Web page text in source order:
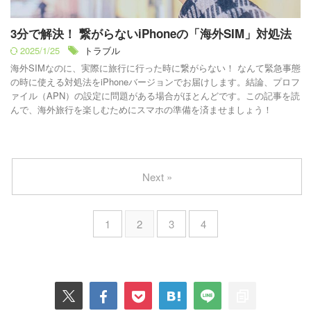
3分で解決！ 繋がらないiPhoneの「海外SIM」対処法
2025/1/25
トラブル
海外SIMなのに、実際に旅行に行った時に繋がらない！ なんて緊急事態
の時に使える対処法をiPhoneバージョンでお届けします。結論、プロフ
ァイル（APN）の設定に問題がある場合がほとんどです。この記事を読
んで、海外旅行を楽しむためにスマホの準備を済ませましょう！
1 2 3 4
Next »